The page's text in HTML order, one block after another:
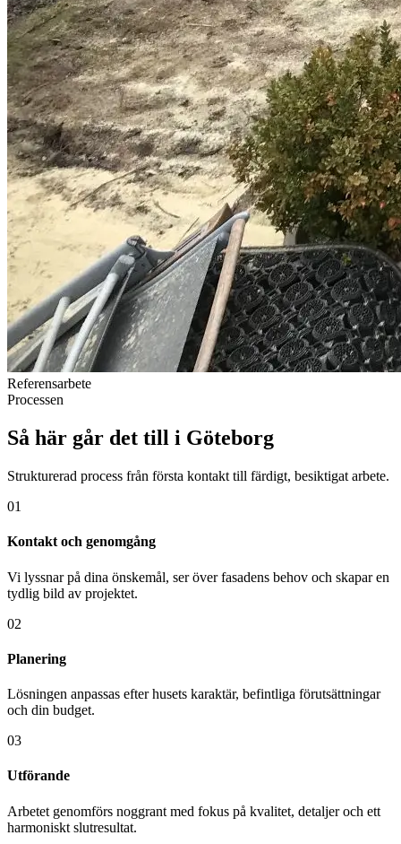
Referensarbete
Processen
Så här går det till i Göteborg
Strukturerad process från första kontakt till färdigt, besiktigat arbete.
01
Kontakt och genomgång
Vi lyssnar på dina önskemål, ser över fasadens behov och skapar en
tydlig bild av projektet.
02
Planering
Lösningen anpassas efter husets karaktär, befintliga förutsättningar
och din budget.
03
Utförande
Arbetet genomförs noggrant med fokus på kvalitet, detaljer och ett
harmoniskt slutresultat.